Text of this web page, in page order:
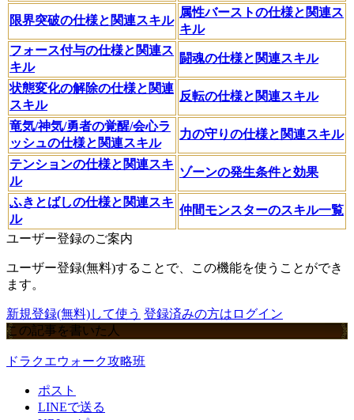
限界突破の仕様と関連スキル
属性バーストの仕様と関連ス
キル
フォース付与の仕様と関連ス
キル
闘魂の仕様と関連スキル
状態変化の解除の仕様と関連
スキル
反転の仕様と関連スキル
竜気/神気/勇者の覚醒/会心ラ
ッシュの仕様と関連スキル
力の守りの仕様と関連スキル
テンションの仕様と関連スキ
ル
ゾーンの発生条件と効果
ふきとばしの仕様と関連スキ
ル
仲間モンスターのスキル一覧
ユーザー登録のご案内
ユーザー登録(無料)することで、この機能を使うことができ
ます。
新規登録(無料)して使う 登録済みの方はログイン
この記事を書いた人
ドラクエウォーク攻略班
ポスト
LINEで送る